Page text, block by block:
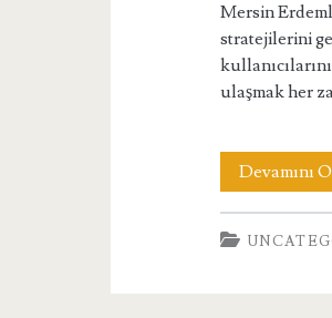
Mersin
stratejilerini
ulaşmak her
Devamını